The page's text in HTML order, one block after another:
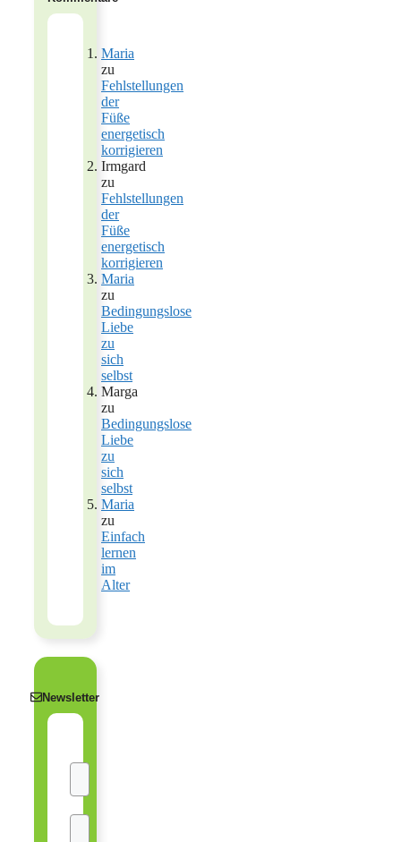
Maria
zu
Fehlstellungen
der
Füße
energetisch
korrigieren
Irmgard
zu
Fehlstellungen
der
Füße
energetisch
korrigieren
Maria
zu
Bedingungslose
Liebe
zu
sich
selbst
Marga
zu
Bedingungslose
Liebe
zu
sich
selbst
Maria
zu
Einfach
lernen
im
Alter
Newsletter